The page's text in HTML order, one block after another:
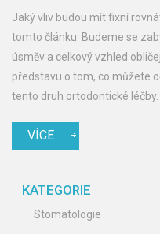
Jaký vliv budou mít fixní
tomto článku. Budeme se
úsměv a celkový vzhled
představu o tom, co můžete
tento druh ortodontické
VÍCE
KATEGORIE
Stomatologie